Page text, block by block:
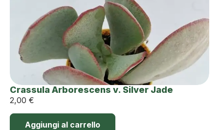
Crassula Arborescens v. Silver Jade
2,00 €
Aggiungi al carrello